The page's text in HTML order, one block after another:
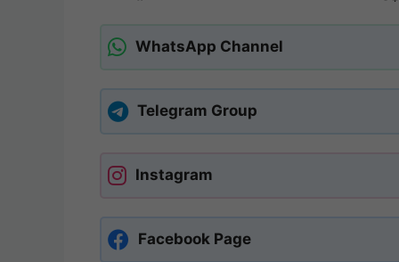
WhatsApp Channel
Telegram Group
Instagram
Facebook Page